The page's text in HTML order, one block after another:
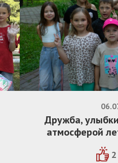
Дружба,
атмосферой
2